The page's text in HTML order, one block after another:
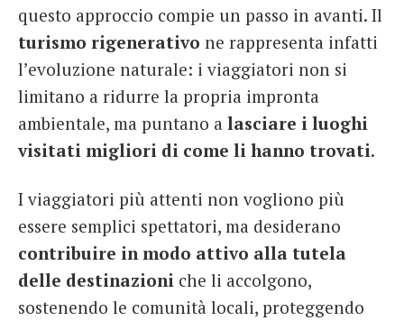
questo approccio compie un passo in avanti. Il
turismo rigenerativo ne rappresenta infatti
l’evoluzione naturale: i viaggiatori non si
limitano a ridurre la propria impronta
ambientale, ma puntano a lasciare i luoghi
visitati migliori di come li hanno trovati.
I viaggiatori più attenti non vogliono più
essere semplici spettatori, ma desiderano
contribuire in modo attivo alla tutela
delle destinazioni che li accolgono,
sostenendo le comunità locali, proteggendo